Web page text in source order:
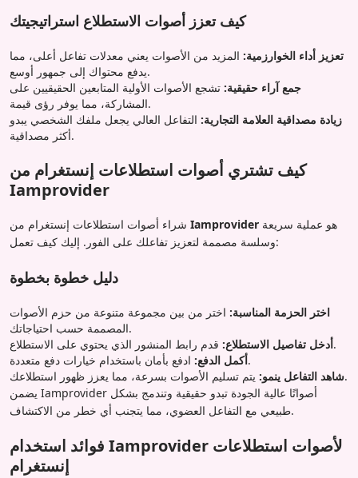
كيف تعزز أصوات الاستطلاع استراتيجيتك
تعزيز أداء الخوارزمية: المزيد من الأصوات يعني معدلات تفاعل أعلى، مما
يدفع محتواك إلى جمهور أوسع.
جمع آراء حقيقية: تشجع الأصوات الأولية المتابعين الحقيقيين على
المشاركة، مما يوفر رؤى قيمة.
زيادة مصداقية العلامة التجارية: التفاعل العالي يجعل ملفك الشخصي يبدو
أكثر مصداقية.
كيف تشتري أصوات استطلاعات إنستغرام من
Iamprovider
Iamprovider
وسلسة مصممة لتعزيز تفاعلك على الفور. إليك كيف تعمل:
دليل خطوة بخطوة
اختر الحزمة المناسبة: اختر من بين مجموعة متنوعة من حزم الأصوات
المصممة حسب احتياجاتك.
أدخل تفاصيل الاستطلاع:قدم رابط المنشور الذي يحتوي على الاستطلاع.
أكمل الدفع:ادفع بأمان باستخدام خيارات دفع متعددة.
شاهد التفاعل ينمو:يتم تسليم الأصوات بسرعة، مما يعزز ظهور استطلاعك.
يضمن Iamprovider أصواتًا عالية الجودة تبدو حقيقية وتندمج بشكل
طبيعي مع التفاعل العضوي، مما يتجنب أي خطر من الاكتشاف.
فوائد استخدام Iamprovider لأصوات استطلاعات
إنستغرام